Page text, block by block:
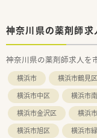
神奈川県の薬剤師
神奈川県の薬剤師求人を
横浜市 横浜市鶴見区
横浜市中区
横浜市
横浜市金沢区
横浜
横浜市旭区
横浜市